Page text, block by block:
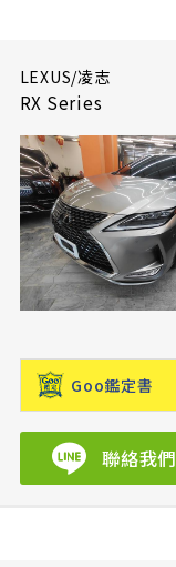
LEXUS/凌志
RX Series
Goo鑑定書
聯絡我們